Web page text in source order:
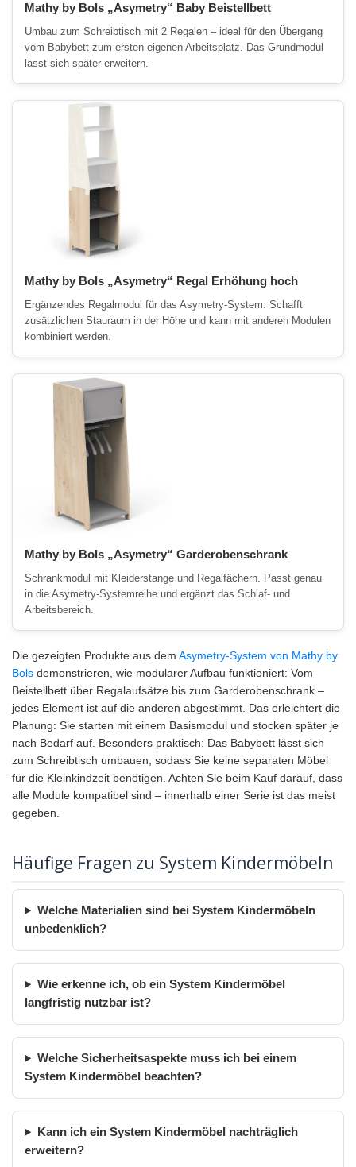
Mathy by Bols „Asymetry“ Baby Beistellbett
Umbau zum Schreibtisch mit 2 Regalen – ideal für den Übergang
vom Babybett zum ersten eigenen Arbeitsplatz. Das Grundmodul
lässt sich später erweitern.
Mathy by Bols „Asymetry“ Regal Erhöhung hoch
Ergänzendes Regalmodul für das Asymetry-System. Schafft
zusätzlichen Stauraum in der Höhe und kann mit anderen Modulen
kombiniert werden.
Mathy by Bols „Asymetry“ Garderobenschrank
Schrankmodul mit Kleiderstange und Regalfächern. Passt genau
in die Asymetry-Systemreihe und ergänzt das Schlaf- und
Arbeitsbereich.
Die gezeigten Produkte aus dem Asymetry-System von Mathy by
Bols demonstrieren, wie modularer Aufbau funktioniert: Vom
Beistellbett über Regalaufsätze bis zum Garderobenschrank –
jedes Element ist auf die anderen abgestimmt. Das erleichtert die
Planung: Sie starten mit einem Basismodul und stocken später je
nach Bedarf auf. Besonders praktisch: Das Babybett lässt sich
zum Schreibtisch umbauen, sodass Sie keine separaten Möbel
für die Kleinkindzeit benötigen. Achten Sie beim Kauf darauf, dass
alle Module kompatibel sind – innerhalb einer Serie ist das meist
gegeben.
Häufige Fragen zu System Kindermöbeln
Welche Materialien sind bei System Kindermöbeln
unbedenklich?
Wie erkenne ich, ob ein System Kindermöbel
langfristig nutzbar ist?
Welche Sicherheitsaspekte muss ich bei einem
System Kindermöbel beachten?
Kann ich ein System Kindermöbel nachträglich
erweitern?